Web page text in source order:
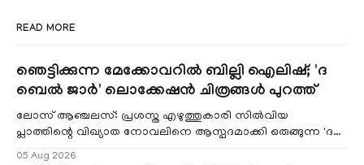
READ MORE
ഞെട്ടിക്കുന്ന മേക്കോവറിൽ ബില്ലി ഐലിഷ്; 'ദ
ബെൽ ജാർ' ലൊക്കേഷൻ ചിത്രങ്ങൾ പുറത്ത്
ലോസ് ആഞ്ചലസ്: പ്രശസ്ത എഴുത്തുകാരി സിൽവിയ
പ്ലാത്തിന്റെ വിഖ്യാത നോവലിനെ ആസ്പദമാക്കി ഒരുങ്ങുന്ന 'ദ
05 Aug 2026